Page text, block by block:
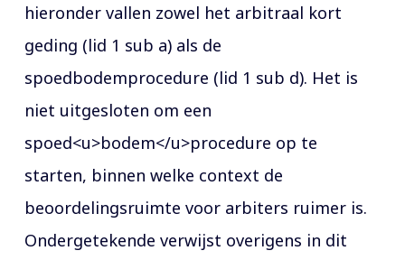
hieronder vallen zowel het arbitraal kort
geding (lid 1 sub a) als de
spoedbodemprocedure (lid 1 sub d). Het is
niet uitgesloten om een
spoed<u>bodem</u>procedure op te
starten, binnen welke context de
beoordelingsruimte voor arbiters ruimer is.
Ondergetekende verwijst overigens in dit